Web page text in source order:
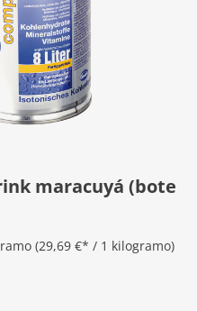
maracuyá (bote
(29,69 €* / 1 kilogramo)